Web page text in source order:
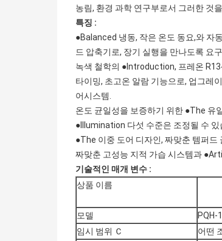
농림, 환경 과학 연구부로서 그러한 것
특징 :
●Balanced 냉동, 작은 온도 동요,와 자
드 압축기로, 장기 실행을 만나도록 요
녹색 철학의 ●Introduction, 프레온
타이밍, 초고온 알람 기능으로, 업그레
어시스템.
온도 균일성을 보증하기 위한 ●The 유
●Illumination 다섯 수준은 조정될 수
●The 이중 도어 디자인, 짜맞춘 템퍼드
짜맞춘 고성능 지적 가습 시스템과
기술적인 매개 변수 :
상품 이름
모델
PQH-
임시 범위 Ｃ
어떤